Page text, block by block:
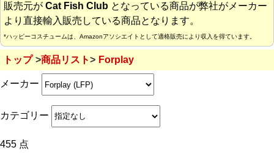
販売元が Cat Fish Club となっている商品が弊社がメーカー
より直接輸入販売している商品となります。
*ハッピーコスチュームは、Amazonアソシエイトとして適格販売により収入を得ています。
トップ 商品リスト Forplay
メーカー
カテゴリー
455 点